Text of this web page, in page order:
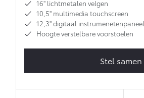
16'' lichtmetalen velgen
10,5'' multimedia touchscreen
12,3'' digitaal instrumenetenpaneel
Hoogte verstelbare voorstoelen
Stel samen